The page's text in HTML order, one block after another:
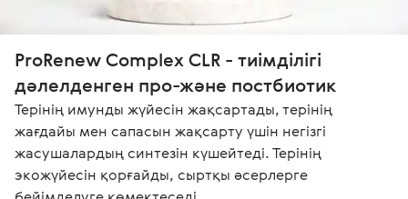
ProRenew Complex CLR - тиімділігі
дәлелденген про-және постбиотик
Терінің имунды жүйесін жақсартады, терінің
жағдайы мен сапасын жақсарту үшін негізгі
жасушалардың синтезін күшейтеді. Терінің
экожүйесін қорғайды, сыртқы әсерлерге